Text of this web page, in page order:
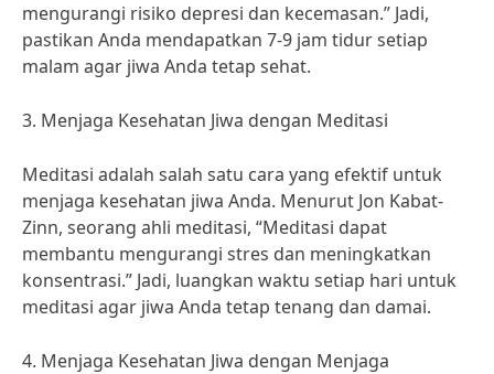
mengurangi risiko depresi dan kecemasan.” Jadi,
pastikan Anda mendapatkan 7-9 jam tidur setiap
malam agar jiwa Anda tetap sehat.
3. Menjaga Kesehatan Jiwa dengan Meditasi
Meditasi adalah salah satu cara yang efektif untuk
menjaga kesehatan jiwa Anda. Menurut Jon Kabat-
Zinn, seorang ahli meditasi, “Meditasi dapat
membantu mengurangi stres dan meningkatkan
konsentrasi.” Jadi, luangkan waktu setiap hari untuk
meditasi agar jiwa Anda tetap tenang dan damai.
4. Menjaga Kesehatan Jiwa dengan Menjaga